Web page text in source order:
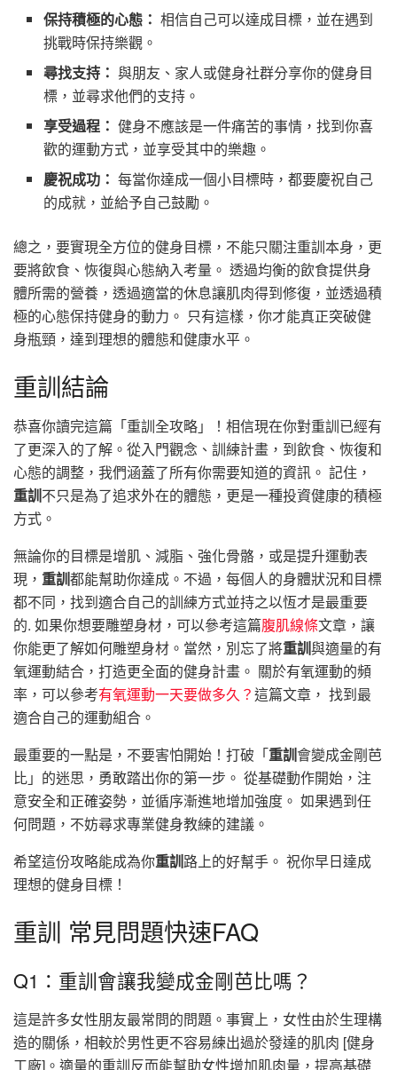
保持積極的心態： 相信自己可以達成目標，並在遇到
挑戰時保持樂觀。
尋找支持： 與朋友、家人或健身社群分享你的健身目
標，並尋求他們的支持。
享受過程： 健身不應該是一件痛苦的事情，找到你喜
歡的運動方式，並享受其中的樂趣。
慶祝成功： 每當你達成一個小目標時，都要慶祝自己
的成就，並給予自己鼓勵。
總之，要實現全方位的健身目標，不能只關注重訓本身，更
要將飲食、恢復與心態納入考量。 透過均衡的飲食提供身
體所需的營養，透過適當的休息讓肌肉得到修復，並透過積
極的心態保持健身的動力。 只有這樣，你才能真正突破健
身瓶頸，達到理想的體態和健康水平。
重訓結論
恭喜你讀完這篇「重訓全攻略」！相信現在你對重訓已經有
了更深入的了解。從入門觀念、訓練計畫，到飲食、恢復和
心態的調整，我們涵蓋了所有你需要知道的資訊。 記住，
重訓不只是為了追求外在的體態，更是一種投資健康的積極
方式。
無論你的目標是增肌、減脂、強化骨骼，或是提升運動表
現， 重訓都能幫助你達成。不過，每個人的身體狀況和目標
都不同，找到適合自己的訓練方式並持之以恆才是最重要
的. 如果你想要雕塑身材，可以參考這篇腹肌線條文章，讓
你能更了解如何雕塑身材。當然，別忘了將重訓與適量的有
氧運動結合，打造更全面的健身計畫。 關於有氧運動的頻
率，可以參考有氧運動一天要做多久？這篇文章， 找到最
適合自己的運動組合。
最重要的一點是，不要害怕開始！打破「重訓會變成金剛芭
比」的迷思，勇敢踏出你的第一步。 從基礎動作開始，注
意安全和正確姿勢，並循序漸進地增加強度。 如果遇到任
何問題，不妨尋求專業健身教練的建議。
希望這份攻略能成為你重訓路上的好幫手。 祝你早日達成
理想的健身目標！
重訓 常見問題快速FAQ
Q1：重訓會讓我變成金剛芭比嗎？
這是許多女性朋友最常問的問題。事實上，女性由於生理構
造的關係，相較於男性更不容易練出過於發達的肌肉 [健身
工廠]。適量的重訓反而能幫助女性增加肌肉量，提高基礎